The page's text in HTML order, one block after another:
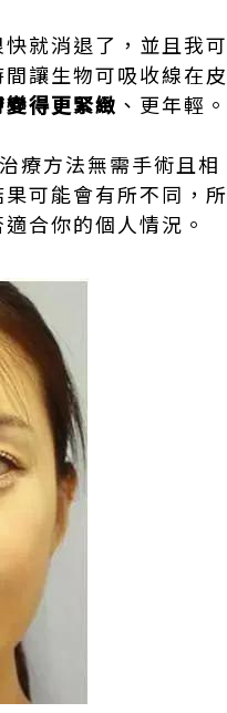
就消退了，並且我可
讓生物可吸收線在皮
變得更緊緻 、更年輕。
方法無需手術且相
可能會有所不同，所
合你的個人情況。